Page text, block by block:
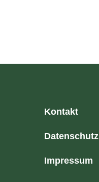
Kontakt
Datenschutz
Impressum